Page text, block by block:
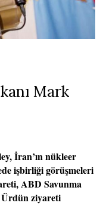
Mark
İran’ın nükleer
işbirliği görüşmeleri
ABD Savunma
Ürdün ziyareti